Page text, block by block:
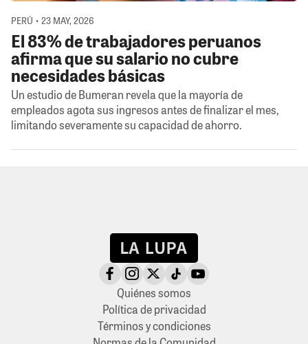
PERÚ • 23 MAY, 2026
El 83% de trabajadores peruanos
afirma que su salario no cubre
necesidades básicas
Un estudio de Bumeran revela que la mayoría de
empleados agota sus ingresos antes de finalizar el mes,
limitando severamente su capacidad de ahorro.
Quiénes somos
Política de privacidad
Términos y condiciones